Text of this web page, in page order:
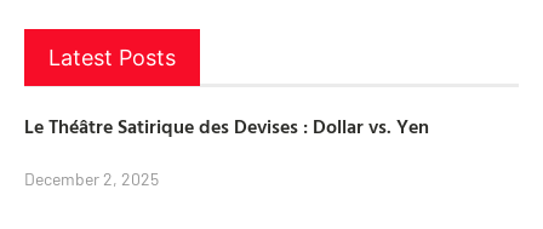
Latest Posts
Le Théâtre Satirique des Devises : Dollar vs. Yen
December 2, 2025